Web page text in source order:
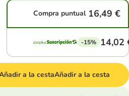
Compra puntual 16,49 €
-15% 14,02
a la cestaAñadir a la cesta